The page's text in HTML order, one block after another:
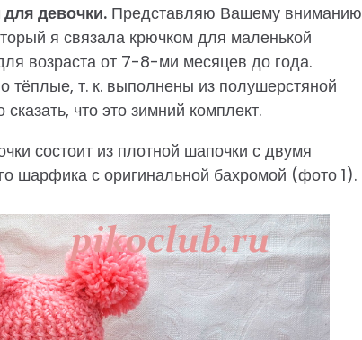
девочки. Представляю Вашему вниманию
я связала крючком для маленькой
возраста от 7-8-ми месяцев до года.
тёплые, т. к. выполнены из полушерстяной
что это зимний комплект.
состоит из плотной шапочки с двумя
шарфика с оригинальной бахромой (фото 1).